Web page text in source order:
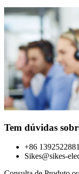
Tem dúvidas
+86
Sikes@sikes-